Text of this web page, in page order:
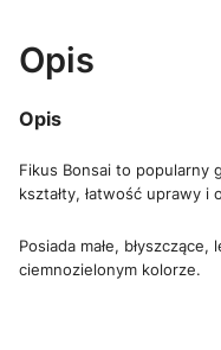
Opis
Opis
Fikus Bonsai to popularny
kształty, łatwość uprawy i
Posiada małe,
ciemnozielonym kolorze.